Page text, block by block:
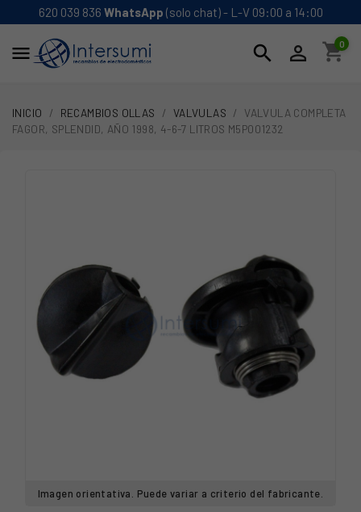
620 039 836 WhatsApp (solo chat) - L-V 09:00 a 14:00
 search  shopping_cart
0
INICIO RECAMBIOS OLLAS VALVULAS
VALVULA COMPLETA
FAGOR, SPLENDID, AÑO 1998, 4-6-7 LITROS M5P001232
Imagen orientativa. Puede variar a criterio del fabricante.